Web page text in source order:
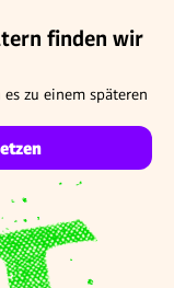
finden wir
zu einem späteren